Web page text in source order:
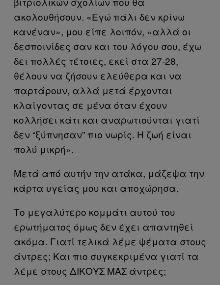
ακολουθήσουν. «Εγώ πάλι δεν κρίνω
κανέναν», μου είπε λοιπόν, «αλλά οι
δεσποινίδες σαν και του λόγου σου, έχω
δει πολλές τέτοιες, εκεί στα 27-28,
θέλουν να ζήσουν ελεύθερα και να
παρτάρουν, αλλά μετά έρχονται
κλαίγοντας σε μένα όταν έχουν
κολλήσει κάτι και αναρωτιούνται γιατί
δεν “ξύπνησαν” πιο νωρίς. Η ζωή είναι
πολύ μικρή».
Μετά από αυτήν την ατάκα, μάζεψα την
κάρτα υγείας μου και αποχώρησα.
Το μεγαλύτερο κομμάτι αυτού του
ερωτήματος όμως δεν έχει απαντηθεί
ακόμα. Γιατί τελικά λέμε ψέματα στους
άντρες; Και πιο συγκεκριμένα γιατί τα
λέμε στους ΔΙΚΟΥΣ ΜΑΣ άντρες;